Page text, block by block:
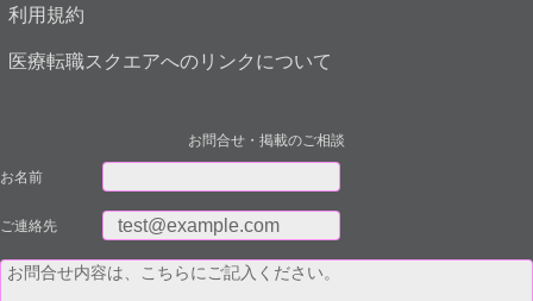
利用規約
医療転職スクエアへのリンクについて
お問合せ・掲載のご相談
お名前
ご連絡先